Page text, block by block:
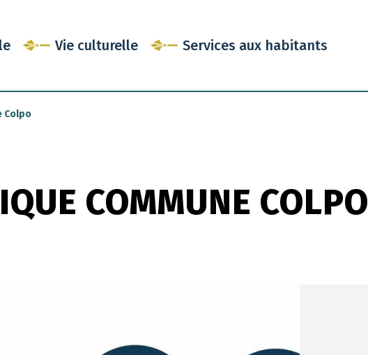
Vie culturelle Services aux habitants
Colpo
COMMUNE COLPO